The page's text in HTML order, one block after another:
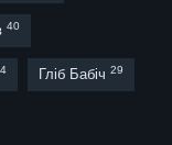
40
Гліб Бабіч 29